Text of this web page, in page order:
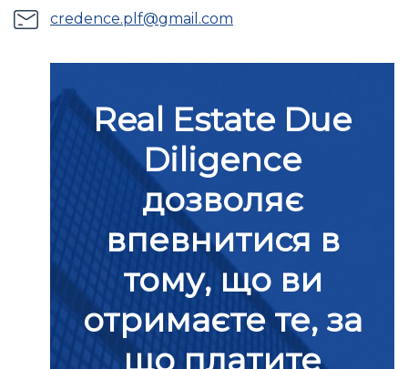
credence.plf@gmail.com
Real Estate Due
Diligence
дозволяє
впевнитися в
тому, що ви
отримаєте те, за
що платите